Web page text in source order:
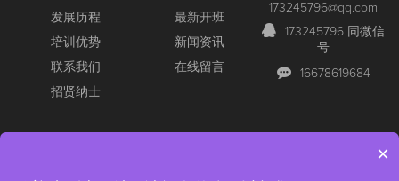
发展历程
培训优势
联系我们
招贤纳士
最新开班
新闻资讯
在线留言
173245796@qq.com
173245796 同微信
号
16678619684
×